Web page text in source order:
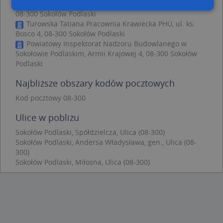
08-300 Sokołów Podlaski
Turowska Tatiana Pracownia Krawiecka PHU, ul. ks.
Bosco 4, 08-300 Sokołów Podlaski
Powiatowy Inspektorat Nadzoru Budowlanego w
Sokołowie Podlaskim, Armii Krajowej 4, 08-300 Sokołów
Podlaski
Najbliższe obszary kodów pocztowych
Kod pocztowy 08-300
Ulice w pobliżu
Sokołów Podlaski, Spółdzielcza, Ulica (08-300)
Sokołów Podlaski, Andersa Władysława, gen., Ulica (08-
300)
Sokołów Podlaski, Miłosna, Ulica (08-300)
Niezbędne Wydajność
Funkcjonalność
Niesklasyfikowane
jak logowanie użytkownika i zarządzanie kontem.
Bez niezbędnych plików cookie nie można
prawidłowo korzystać ze strony internetowej.
Nazwa
APPSESSID .targeo.pl
CookieScriptConsent
CookieScript
1 rok 1 miesiąc